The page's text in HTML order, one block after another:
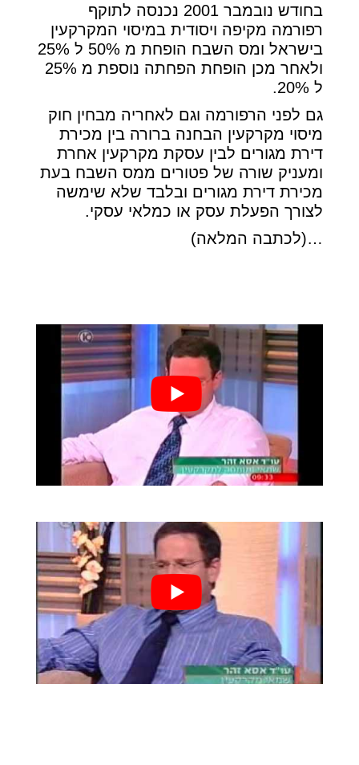
בחודש נובמבר 2001 נכנסה לתוקף
רפורמה מקיפה ויסודית במיסוי המקרקעין
בישראל ומס השבח הופחת מ 50% ל 25%
ולאחר מכן הופחת הפחתה נוספת מ 25%
ל 20%.
גם לפני הרפורמה וגם לאחריה מבחין חוק
מיסוי מקרקעין הבחנה ברורה בין מכירת
דירת מגורים לבין עסקת מקרקעין אחרת
ומעניק שורה של פטורים ממס השבח בעת
מכירת דירת מגורים ובלבד שלא שימשה
לצורך הפעלת עסק או כמלאי עסקי.
…(לכתבה המלאה)